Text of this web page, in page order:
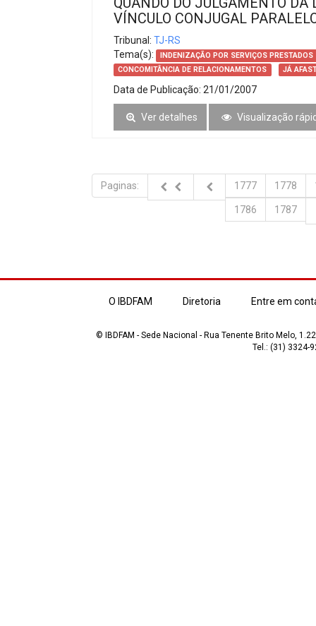
VÍNCULO CONJUGAL
Tribunal: TJ-RS
Tema(s):
INDENIZAÇÃO POR SERVIÇOS PRESTADOS
CONCOMITÂNCIA DE RELACIONAMENTOS
JÁ
Data de Publicação: 21/01/2007
Ver detalhes Visualização
Paginas: 1777 1778
1786 1787
O IBDFAM Diretoria Entre em
© IBDFAM - Sede Nacional - Rua Tenente Brito Melo,
Tel.: (31) 3324-